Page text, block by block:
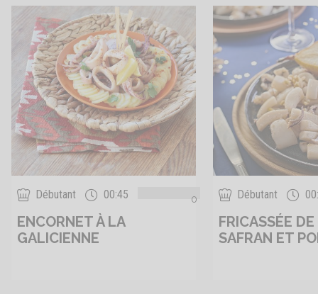
Débutant 00:45 0
ENCORNET À LA
GALICIENNE
Débutant
FRICASSÉE
SAFRAN ET